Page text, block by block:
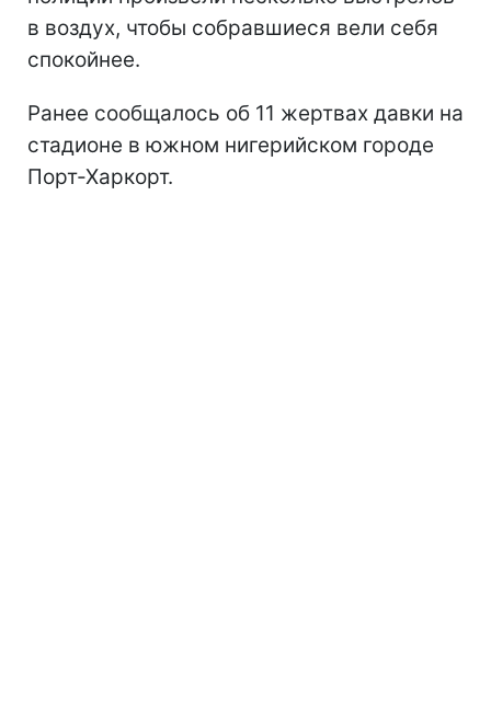
в воздух, чтобы собравшиеся вели себя
спокойнее.
Ранее сообщалось об 11 жертвах давки на
стадионе в южном нигерийском городе
Порт-Харкорт.